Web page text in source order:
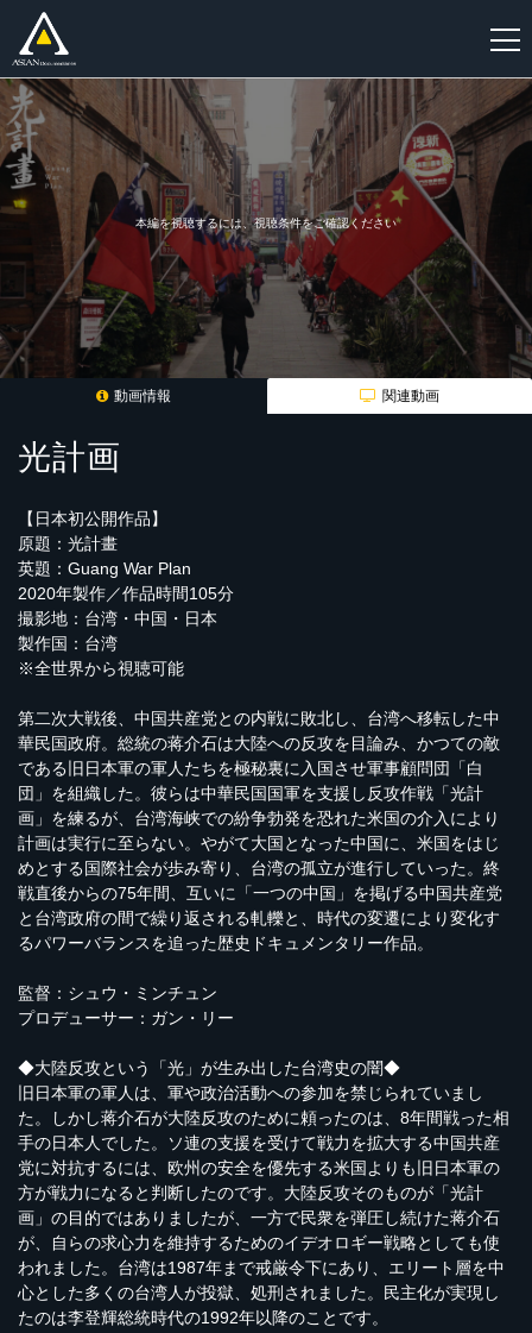
新
規
本編を視聴するには、視聴条件をご確認ください
動画情報 関連動画
光計画
【日本初公開作品】
原題：光計畫
英題：Guang War Plan
2020年製作／作品時間105分
撮影地：台湾・中国・日本
製作国：台湾
※全世界から視聴可能
第二次大戦後、中国共産党との内戦に敗北し、台湾へ移転した中
華民国政府。総統の蒋介石は大陸への反攻を目論み、かつての敵
である旧日本軍の軍人たちを極秘裏に入国させ軍事顧問団「白
団」を組織した。彼らは中華民国国軍を支援し反攻作戦「光計
画」を練るが、台湾海峡での紛争勃発を恐れた米国の介入により
計画は実行に至らない。やがて大国となった中国に、米国をはじ
めとする国際社会が歩み寄り、台湾の孤立が進行していった。終
戦直後からの75年間、互いに「一つの中国」を掲げる中国共産党
と台湾政府の間で繰り返される軋轢と、時代の変遷により変化す
るパワーバランスを追った歴史ドキュメンタリー作品。
監督：シュウ・ミンチュン
プロデューサー：ガン・リー
◆大陸反攻という「光」が生み出した台湾史の闇◆
旧日本軍の軍人は、軍や政治活動への参加を禁じられていまし
た。しかし蒋介石が大陸反攻のために頼ったのは、8年間戦った相
手の日本人でした。ソ連の支援を受けて戦力を拡大する中国共産
党に対抗するには、欧州の安全を優先する米国よりも旧日本軍の
方が戦力になると判断したのです。大陸反攻そのものが「光計
画」の目的ではありましたが、一方で民衆を弾圧し続けた蒋介石
が、自らの求心力を維持するためのイデオロギー戦略としても使
われました。台湾は1987年まで戒厳令下にあり、エリート層を中
心とした多くの台湾人が投獄、処刑されました。民主化が実現し
たのは李登輝総統時代の1992年以降のことです。